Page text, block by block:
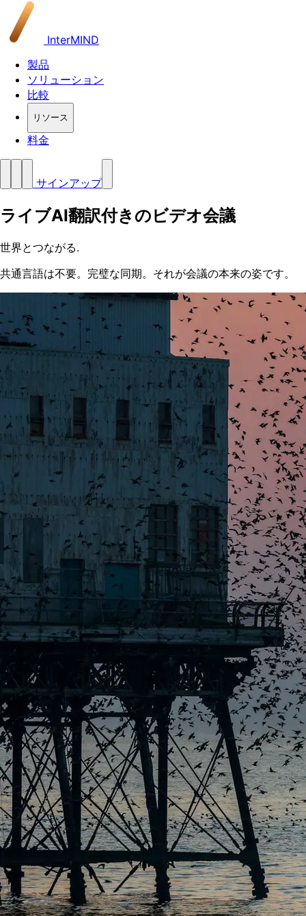
InterMIND
製品
ソリューション
比較
リソース
料金
サインアップ
ライブAI翻訳付きのビデオ会議
世界とつながる.
共通言語は不要。完璧な同期。それが会議の本来の姿です。